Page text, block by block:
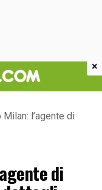
l’agente di
di
×